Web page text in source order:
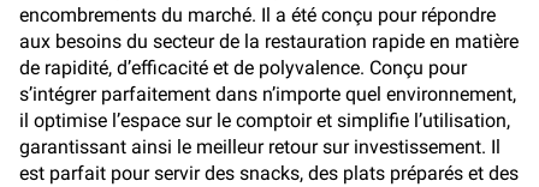
encombrements du marché. Il a été conçu pour répondre
aux besoins du secteur de la restauration rapide en matière
de rapidité, d’efficacité et de polyvalence. Conçu pour
s’intégrer parfaitement dans n’importe quel environnement,
il optimise l’espace sur le comptoir et simplifie l’utilisation,
garantissant ainsi le meilleur retour sur investissement. Il
est parfait pour servir des snacks, des plats préparés et des